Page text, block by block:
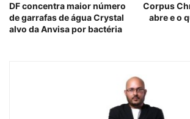
DF concentra maior número
de garrafas de água Crystal
alvo da Anvisa por bactéria
Corpus
abre e o